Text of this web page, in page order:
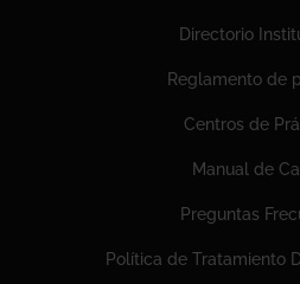
Directorio
Reglamento de
Centros de
Manual de
Preguntas
Política de Tratamiento